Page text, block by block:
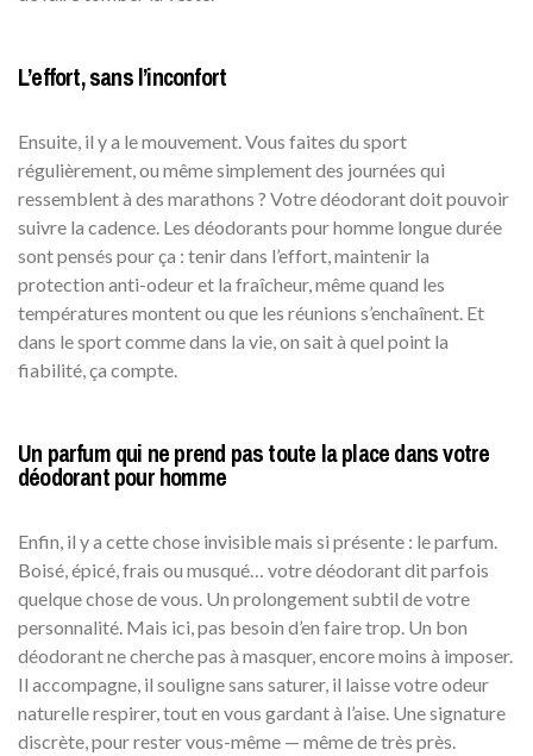
L’effort, sans l’inconfort
Ensuite, il y a le mouvement. Vous faites du sport
régulièrement, ou même simplement des journées qui
ressemblent à des marathons ? Votre déodorant doit pouvoir
suivre la cadence. Les déodorants pour homme longue durée
sont pensés pour ça : tenir dans l’effort, maintenir la
protection anti-odeur et la fraîcheur, même quand les
températures montent ou que les réunions s’enchaînent. Et
dans le sport comme dans la vie, on sait à quel point la
fiabilité, ça compte.
Un parfum qui ne prend pas toute la place dans votre
déodorant pour homme
Enfin, il y a cette chose invisible mais si présente : le parfum.
Boisé, épicé, frais ou musqué… votre déodorant dit parfois
quelque chose de vous. Un prolongement subtil de votre
personnalité. Mais ici, pas besoin d’en faire trop. Un bon
déodorant ne cherche pas à masquer, encore moins à imposer.
Il accompagne, il souligne sans saturer, il laisse votre odeur
naturelle respirer, tout en vous gardant à l’aise. Une signature
discrète, pour rester vous-même — même de très près.